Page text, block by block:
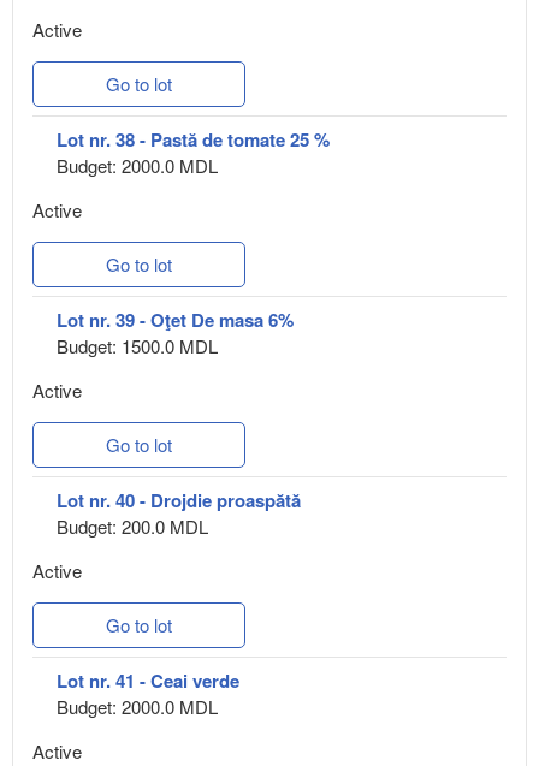
Active
Go to lot
Lot nr. 38 - Pastă de tomate 25 %
Budget: 2000.0 MDL
Active
Go to lot
Lot nr. 39 - Oţet De masa 6%
Budget: 1500.0 MDL
Active
Go to lot
Lot nr. 40 - Drojdie proaspătă
Budget: 200.0 MDL
Active
Go to lot
Lot nr. 41 - Ceai verde
Budget: 2000.0 MDL
Active